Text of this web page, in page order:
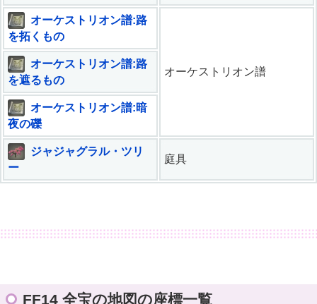
オーケストリオン譜:路
を拓くもの
オーケストリオン譜
オーケストリオン譜:路
を遮るもの
オーケストリオン譜:暗
夜の礫
ジャジャグラル・ツリ
ー
庭具
FF14 全宝の地図の座標一覧